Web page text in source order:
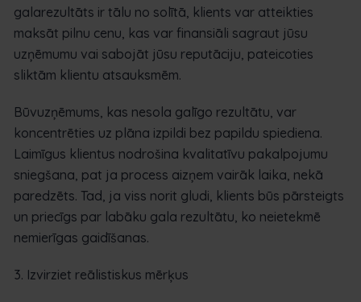
galarezultāts ir tālu no solītā, klients var atteikties
maksāt pilnu cenu, kas var finansiāli sagraut jūsu
uzņēmumu vai sabojāt jūsu reputāciju, pateicoties
sliktām klientu atsauksmēm.
Būvuzņēmums, kas nesola galīgo rezultātu, var
koncentrēties uz plāna izpildi bez papildu spiediena.
Laimīgus klientus nodrošina kvalitatīvu pakalpojumu
sniegšana, pat ja process aizņem vairāk laika, nekā
paredzēts. Tad, ja viss norit gludi, klients būs pārsteigts
un priecīgs par labāku gala rezultātu, ko neietekmē
nemierīgas gaidīšanas.
3. Izvirziet reālistiskus mērķus